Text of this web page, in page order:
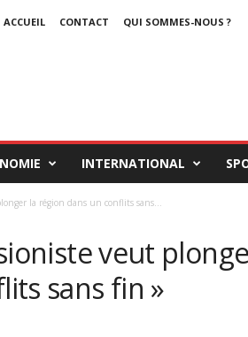
ACCUEIL CONTACT
QUI SOMMES-NOUS ?
INTERNATIONAL
la région dans un conflits sans...
veut
sans fin »